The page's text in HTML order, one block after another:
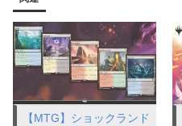
【MTG】ショックランド